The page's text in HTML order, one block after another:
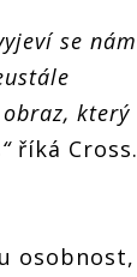
se nám
který
říká Cross.
osobnost,